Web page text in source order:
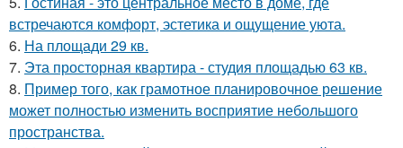
встречаются комфорт, эстетика и ощущение уюта.
6. На площади 29 кв.
7. Эта просторная квартира - студия площадью 63 кв.
8. Пример того, как грамотное планировочное решение
может полностью изменить восприятие небольшого
пространства.